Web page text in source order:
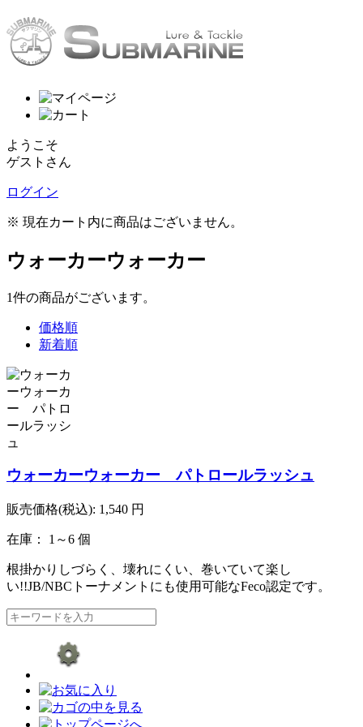
ようこそ
ゲストさん
ログイン
※ 現在カート内に商品はございません。
ウォーカーウォーカー
1件の商品がございます。
価格順
新着順
ウォーカーウォーカー パトロールラッシュ
販売価格(税込): 1,540 円
在庫： 1～6 個
根掛かりしづらく、壊れにくい、巻いていて楽し
い!!JB/NBCトーナメントにも使用可能なFeco認定です。